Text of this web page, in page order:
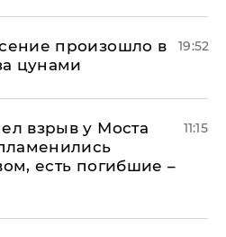
произошло в
цунами
19:52
взрыв у Моста
есть погибшие –
11:15